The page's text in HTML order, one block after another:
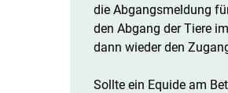
die Abgangsmeldung
den Abgang der Tiere
dann wieder den
Sollte ein Equide am